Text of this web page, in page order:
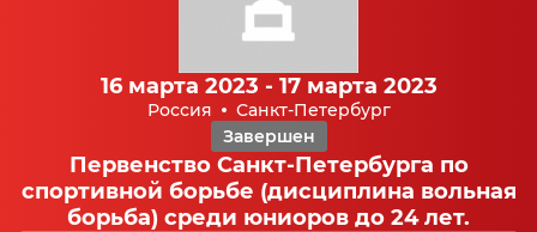
16 марта 2023 - 17 марта 2023
Россия
Санкт-Петербург
Завершен
Первенство Санкт-Петербурга по
спортивной борьбе (дисциплина вольная
борьба) среди юниоров до 24 лет.